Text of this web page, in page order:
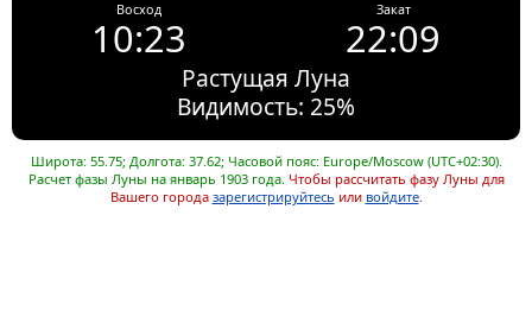
Восход
10:23
Закат
22:09
Растущая Луна
Видимость: 25%
Широта: 55.75; Долгота: 37.62; Часовой пояс: Europe/Moscow (UTC+02:30).
Расчет фазы Луны на январь 1903 года. Чтобы рассчитать фазу Луны для
Вашего города зарегистрируйтесь или войдите.